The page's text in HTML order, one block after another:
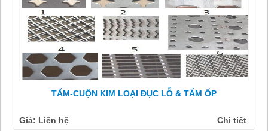
TẤM-CUỘN KIM LOẠI ĐỤC LỖ & TẤM ỐP
Giá: Liên hệ Chi tiết